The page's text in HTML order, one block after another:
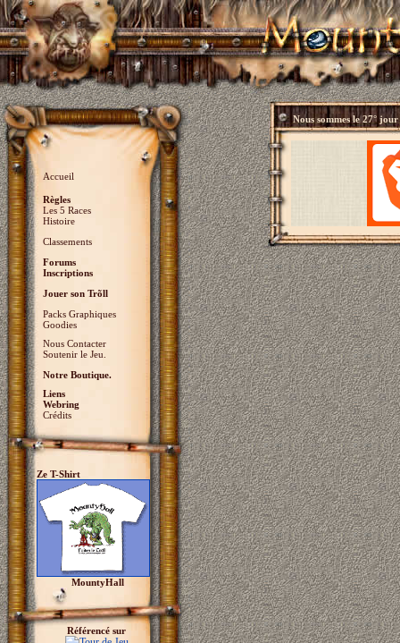
Accueil
Règles
Les 5 Races
Histoire
Classements
Forums
Inscriptions
Jouer son Trõll
Packs Graphiques
Goodies
Nous Contacter
Soutenir le Jeu.
Notre Boutique.
Liens
Webring
Crédits
Ze T-Shirt
MountyHall
Référencé sur
Nous sommes le27° jour